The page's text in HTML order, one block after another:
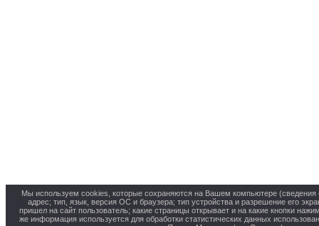
Мы используем cookies, которые сохраняются на Вашем компьютере (сведения
адрес; тип, язык, версия ОС и браузера; тип устройства и разрешение его
пришел на сайт пользователь; какие страницы открывает и на какие кнопки
же информация используется для обработки статистических данных